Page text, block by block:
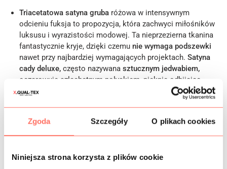
Zgoda Szczegóły O plikach cookies
Niniejsza strona korzysta z plików cookie
Triacetatowa satyna gruba różowa w intensywnym
odcieniu fuksja to propozycja, która zachwyci miłośników
luksusu i wyrazistości modowej. Ta nieprzezierna tkanina
fantastycznie kryje, dzięki czemu nie wymaga podszewki
nawet przy najbardziej wymagających projektach. Satyna
cady deluxe,często nazywana sztucznym jedwabiem,
oczarowuje szlachetnym połyskiem, pięknie odbijając
światło i nadając każdej stylizacji wyjątkowy, efektowny
charakter. Przewaga triacetatu z niewielką domieszką
elastyczny,
ale także zaskakuje miękkością i
spektakularną płynnością. Subtelnie układa się na
każdym ruchem, zapewniając komfort nawet podczas